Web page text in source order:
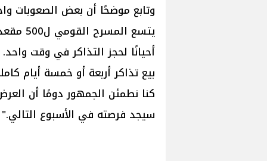
وتابع موضحًا أن بعض الصعوبات
أحيانًا لحجز التذاكر في وقت
بيع تذاكر أربعة أو خمسة أيام
كنا نطمئن الجمهور دومًا أن
سيجد فرصته في الأسبوع التالي."